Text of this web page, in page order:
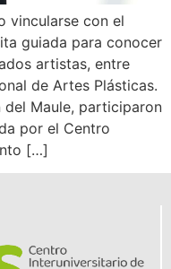
vincularse con el
guiada para conocer
artistas, entre
de Artes Plásticas.
del Maule, participaron
por el Centro
[…]